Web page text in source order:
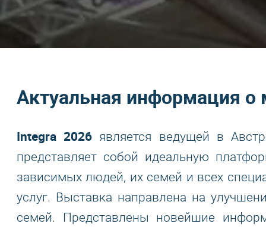
Актуальная информация о
Integra 2026 является ведущей в
представляет собой идеальную
зависимых людей, их семей и всех
услуг. Выставка направлена на
семей. Представлены новейшие